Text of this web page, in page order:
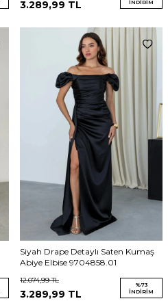
3.289,99 TL
İNDIRIM
Siyah Drape Detaylı Saten Kumaş
Abiye Elbise 9704858.01
12.074,99TL
3.289,99 TL
%73
İNDIRIM